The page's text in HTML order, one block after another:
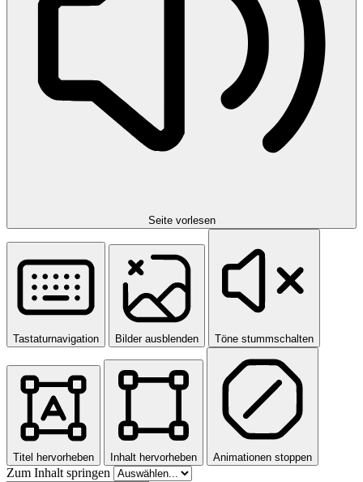
Seite vorlesen
Tastaturnavigation Bilder ausblenden Töne stummschalten
Titel hervorheben Inhalt hervorheben Animationen stoppen
Zum Inhalt springen